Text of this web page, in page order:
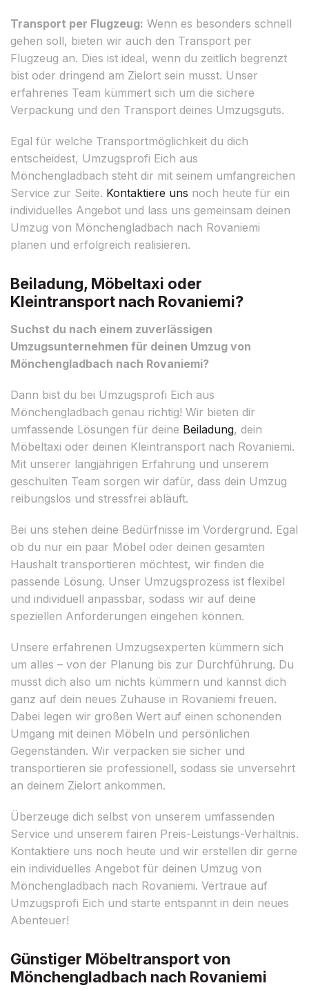
Transport per Flugzeug: Wenn es besonders schnell
gehen soll, bieten wir auch den Transport per
Flugzeug an. Dies ist ideal, wenn du zeitlich begrenzt
bist oder dringend am Zielort sein musst. Unser
erfahrenes Team kümmert sich um die sichere
Verpackung und den Transport deines Umzugsguts.
Egal für welche Transportmöglichkeit du dich
entscheidest, Umzugsprofi Eich aus
Mönchengladbach steht dir mit seinem umfangreichen
Service zur Seite. Kontaktiere uns noch heute für ein
individuelles Angebot und lass uns gemeinsam deinen
Umzug von Mönchengladbach nach Rovaniemi
planen und erfolgreich realisieren.
Beiladung, Möbeltaxi oder
Kleintransport nach Rovaniemi?
Suchst du nach einem zuverlässigen
Umzugsunternehmen für deinen Umzug von
Mönchengladbach nach Rovaniemi?
Dann bist du bei Umzugsprofi Eich aus
Mönchengladbach genau richtig! Wir bieten dir
umfassende Lösungen für deine Beiladung, dein
Möbeltaxi oder deinen Kleintransport nach Rovaniemi.
Mit unserer langjährigen Erfahrung und unserem
geschulten Team sorgen wir dafür, dass dein Umzug
reibungslos und stressfrei abläuft.
Bei uns stehen deine Bedürfnisse im Vordergrund. Egal
ob du nur ein paar Möbel oder deinen gesamten
Haushalt transportieren möchtest, wir finden die
passende Lösung. Unser Umzugsprozess ist flexibel
und individuell anpassbar, sodass wir auf deine
speziellen Anforderungen eingehen können.
Unsere erfahrenen Umzugsexperten kümmern sich
um alles – von der Planung bis zur Durchführung. Du
musst dich also um nichts kümmern und kannst dich
ganz auf dein neues Zuhause in Rovaniemi freuen.
Dabei legen wir großen Wert auf einen schonenden
Umgang mit deinen Möbeln und persönlichen
Gegenständen. Wir verpacken sie sicher und
transportieren sie professionell, sodass sie unversehrt
an deinem Zielort ankommen.
Überzeuge dich selbst von unserem umfassenden
Service und unserem fairen Preis-Leistungs-Verhältnis.
Kontaktiere uns noch heute und wir erstellen dir gerne
ein individuelles Angebot für deinen Umzug von
Mönchengladbach nach Rovaniemi. Vertraue auf
Umzugsprofi Eich und starte entspannt in dein neues
Abenteuer!
Günstiger Möbeltransport von
Mönchengladbach nach Rovaniemi